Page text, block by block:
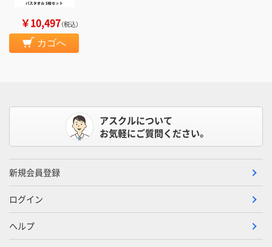
￥10,497（税込）
カゴへ
アスクルについて
お気軽にご質問ください。
新規会員登録
ログイン
ヘルプ